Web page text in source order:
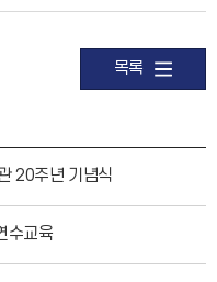
목록
20주년 기념식
수교육